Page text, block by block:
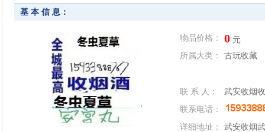
基 本 信 息：
物品价格： 0元
所属大类：
古玩收藏
联 系 人：
武安收烟
联系电话：
详细地址：
武安收烟